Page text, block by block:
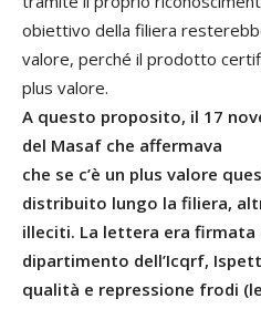
obiettivo della filiera
valore, perché il prodotto
plus valore.
A questo proposito, il 17
del Masaf che affermava
che se c’è un plus valore
distribuito lungo la filiera,
illeciti. La lettera era firmata
dipartimento dell’Icqrf,
qualità e repressione frodi